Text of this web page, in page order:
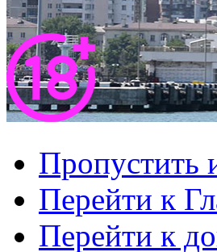
Пропустить
Перейти к
Перейти к